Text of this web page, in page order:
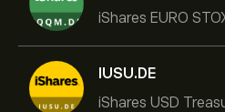
IUSU.DE